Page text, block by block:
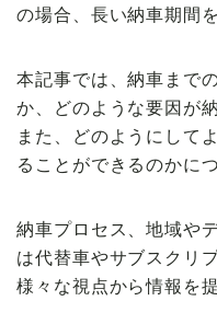
の場合、長い納車期間
本記事では、納車まで
か、どのような要因が
また、どのようにして
ることができるのかに
納車プロセス、地域や
は代替車やサブスクリ
様々な視点から情報を